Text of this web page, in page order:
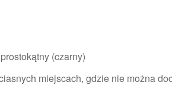
(czarny)
miejscach, gdzie nie można